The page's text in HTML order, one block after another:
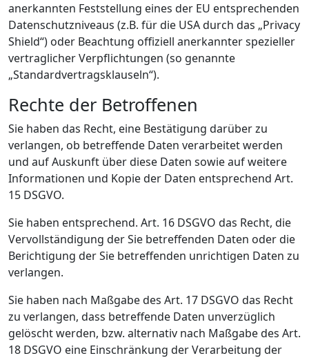
anerkannten Feststellung eines der EU entsprechenden
Datenschutzniveaus (z.B. für die USA durch das „Privacy
Shield“) oder Beachtung offiziell anerkannter spezieller
vertraglicher Verpflichtungen (so genannte
„Standardvertragsklauseln“).
Rechte der Betroffenen
Sie haben das Recht, eine Bestätigung darüber zu
verlangen, ob betreffende Daten verarbeitet werden
und auf Auskunft über diese Daten sowie auf weitere
Informationen und Kopie der Daten entsprechend Art.
15 DSGVO.
Sie haben entsprechend. Art. 16 DSGVO das Recht, die
Vervollständigung der Sie betreffenden Daten oder die
Berichtigung der Sie betreffenden unrichtigen Daten zu
verlangen.
Sie haben nach Maßgabe des Art. 17 DSGVO das Recht
zu verlangen, dass betreffende Daten unverzüglich
gelöscht werden, bzw. alternativ nach Maßgabe des Art.
18 DSGVO eine Einschränkung der Verarbeitung der